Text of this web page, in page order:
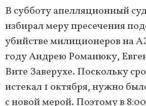
В субботу апелляционный
избирал меру пресечения
убийстве милиционеров на
году Андрею Романюку,
Вите Заверухе. Поскольку
истекал 1 октября, нужно
с новой мерой. Поэтому в